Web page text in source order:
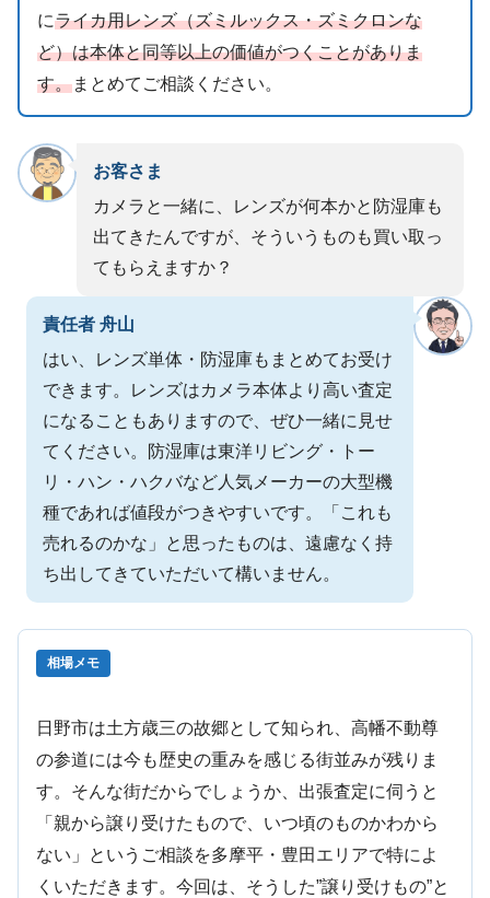
にライカ用レンズ（ズミルックス・ズミクロンな
ど）は本体と同等以上の価値がつくことがありま
す。まとめてご相談ください。
お客さま
カメラと一緒に、レンズが何本かと防湿庫も
出てきたんですが、そういうものも買い取っ
てもらえますか？
責任者 舟山
はい、レンズ単体・防湿庫もまとめてお受け
できます。レンズはカメラ本体より高い査定
になることもありますので、ぜひ一緒に見せ
てください。防湿庫は東洋リビング・トー
リ・ハン・ハクバなど人気メーカーの大型機
種であれば値段がつきやすいです。「これも
売れるのかな」と思ったものは、遠慮なく持
ち出してきていただいて構いません。
相場メモ
日野市は土方歳三の故郷として知られ、高幡不動尊
の参道には今も歴史の重みを感じる街並みが残りま
す。そんな街だからでしょうか、出張査定に伺うと
「親から譲り受けたもので、いつ頃のものかわから
ない」というご相談を多摩平・豊田エリアで特によ
くいただきます。今回は、そうした”譲り受けもの”と